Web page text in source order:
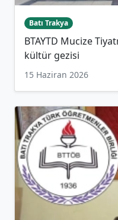
Batı Trakya
BTAYTD Mucize
kültür gezisi
15 Haziran 2026